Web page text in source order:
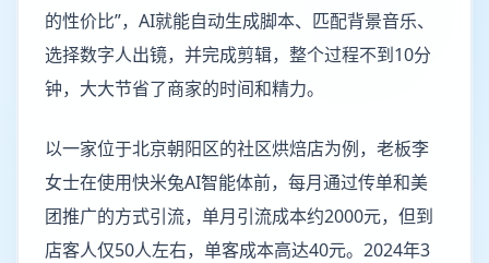
的性价比”，AI就能自动生成脚本、匹配背景音乐、
选择数字人出镜，并完成剪辑，整个过程不到10分
钟，大大节省了商家的时间和精力。
以一家位于北京朝阳区的社区烘焙店为例，老板李
女士在使用快米兔AI智能体前，每月通过传单和美
团推广的方式引流，单月引流成本约2000元，但到
店客人仅50人左右，单客成本高达40元。2024年3